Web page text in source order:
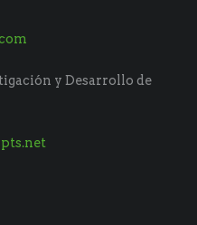
y Desarrollo de